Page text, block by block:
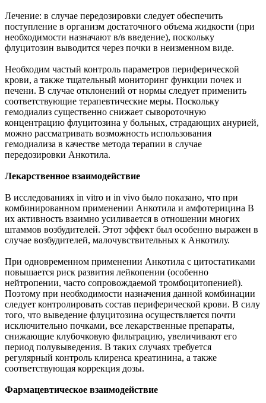
Лечение: в случае передозировки следует обеспечить
поступление в организм достаточного объема жидкости (при
необходимости назначают в/в введение), поскольку
флуцитозин выводится через почки в неизменном виде.
Необходим частый контроль параметров периферической
крови, а также тщательный мониторинг функции почек и
печени. В случае отклонений от нормы следует применить
соответствующие терапевтические меры. Поскольку
гемодиализ существенно снижает сывороточную
концентрацию флуцитозина у больных, страдающих анурией,
можно рассматривать возможность использования
гемодиализа в качестве метода терапии в случае
передозировки Анкотила.
Лекарственное взаимодействие
В исследованиях in vitro и in vivo было показано, что при
комбинированном применении Анкотила и амфотерицина В
их активность взаимно усиливается в отношении многих
штаммов возбудителей. Этот эффект был особенно выражен в
случае возбудителей, малочувствительных к Анкотилу.
При одновременном применении Анкотила с цитостатиками
повышается риск развития лейкопении (особенно
нейтропении, часто сопровождаемой тромбоцитопенией).
Поэтому при необходимости назначения данной комбинации
следует контролировать состав периферической крови. В силу
того, что выведение флуцитозина осуществляется почти
исключительно почками, все лекарственные препараты,
снижающие клубочковую фильтрацию, увеличивают его
период полувыведения. В таких случаях требуется
регулярный контроль клиренса креатинина, а также
соответствующая коррекция дозы.
Фармацевтическое взаимодействие